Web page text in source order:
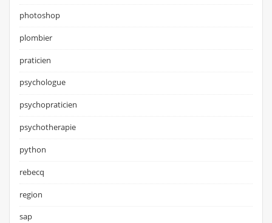
photoshop
plombier
praticien
psychologue
psychopraticien
psychotherapie
python
rebecq
region
sap